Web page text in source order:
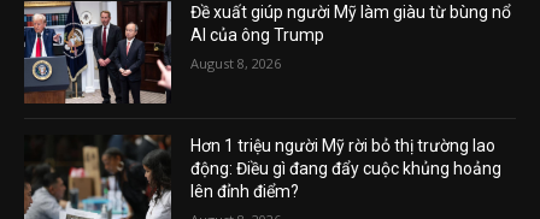
Đề xuất giúp người Mỹ làm giàu từ bùng nổ
AI của ông Trump
August 8, 2026
Hơn 1 triệu người Mỹ rời bỏ thị trường lao
động: Điều gì đang đẩy cuộc khủng hoảng
lên đỉnh điểm?